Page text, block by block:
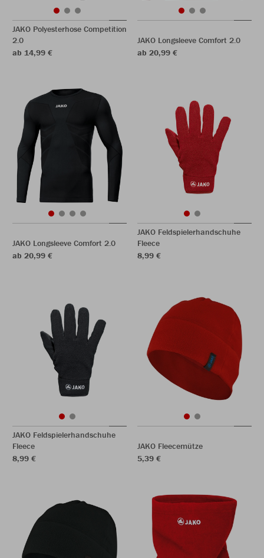
JAKO Polyesterhose Competition
2.0
ab 14,99 €
JAKO Longsleeve Comfort 2.0
ab 20,99 €
JAKO Longsleeve Comfort 2.0
ab 20,99 €
JAKO Feldspielerhandschuhe
Fleece
8,99 €
JAKO Feldspielerhandschuhe
Fleece
8,99 €
JAKO Fleecemütze
5,39 €